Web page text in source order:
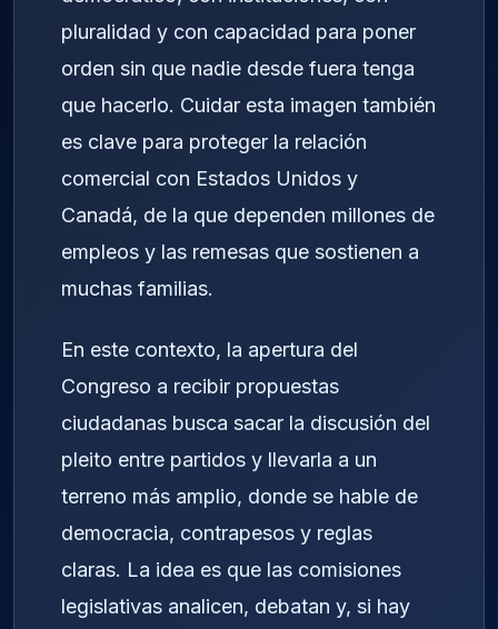
pluralidad y con capacidad para poner
orden sin que nadie desde fuera tenga
que hacerlo. Cuidar esta imagen también
es clave para proteger la relación
comercial con Estados Unidos y
Canadá, de la que dependen millones de
empleos y las remesas que sostienen a
muchas familias.
En este contexto, la apertura del
Congreso a recibir propuestas
ciudadanas busca sacar la discusión del
pleito entre partidos y llevarla a un
terreno más amplio, donde se hable de
democracia, contrapesos y reglas
claras. La idea es que las comisiones
legislativas analicen, debatan y, si hay